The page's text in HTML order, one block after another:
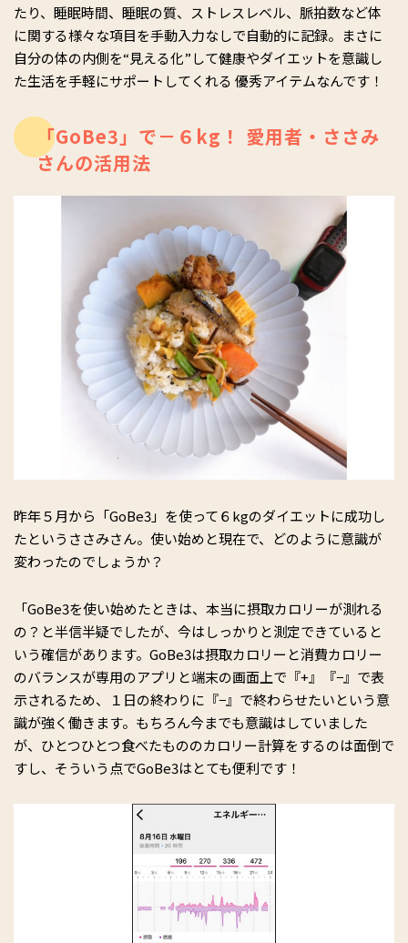
たり、睡眠時間、睡眠の質、ストレスレベル、脈拍数など体
に関する様々な項目を手動入力なしで自動的に記録。まさに
自分の体の内側を“見える化”して健康やダイエットを意識し
た生活を手軽にサポートしてくれる 優秀アイテムなんです！
「GoBe3」で－６kg！ 愛用者・ささみ
さんの活用法
昨年５月から「GoBe3」を使って６kgのダイエットに成功し
たというささみさん。使い始めと現在で、どのように意識が
変わったのでしょうか？
「GoBe3を使い始めたときは、本当に摂取カロリーが測れる
の？と半信半疑でしたが、今はしっかりと測定できていると
いう確信があります。GoBe3は摂取カロリーと消費カロリー
のバランスが専用のアプリと端末の画面上で『+』『−』で表
示されるため、１日の終わりに『−』で終わらせたいという意
識が強く働きます。もちろん今までも意識はしていました
が、ひとつひとつ食べたもののカロリー計算をするのは面倒で
すし、そういう点でGoBe3はとても便利です！